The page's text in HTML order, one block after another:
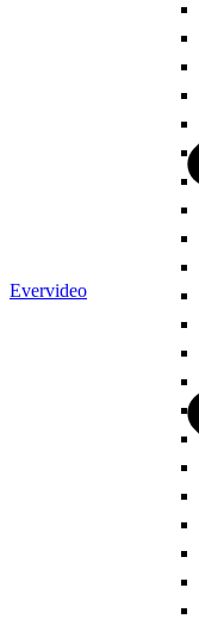
Evervideo